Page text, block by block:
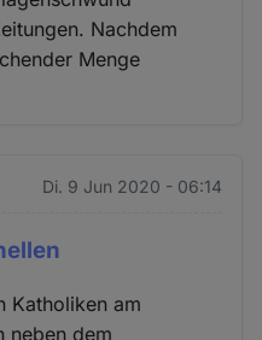
Nachdem
Menge
Di. 9 Jun 2020 - 06:14
Katholiken am
neben dem